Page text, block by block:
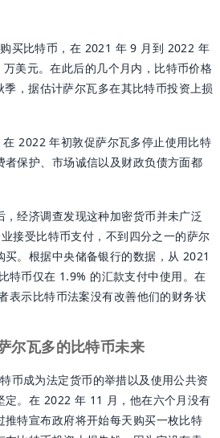
买比特币，在 2021 年 9 月到 2022 年
美元。在此后的几个月内，比特币价格
，据估计萨尔瓦多在其比特币投资上损
2022 年初敦促萨尔瓦多停止使用比特
保护、市场诚信以及财政负债方面都
经济调查发现这种加密货币并未广泛
接受比特币支付，不到四分之一的萨尔
。根据中央储备银行的数据，从 2021
特币仅在 1.9% 的汇款支付中使用。在
表示比特币法案没有改善他们的财务状
尔瓦多的比特币未来
币成为法定货币的举措以及使用公共资
定。在 2022 年 11 月，他在六个月没有
推特宣布政府将开始每天购买一枚比特